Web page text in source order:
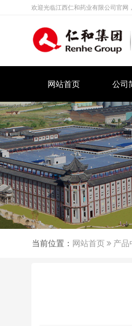
欢迎光临江西仁和药业有限公司官网
网站首页 公司
当前位置： 网站首页 产品